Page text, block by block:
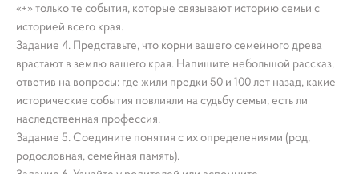
«+» только те события, которые связывают историю семьи с
историей всего края.
Задание 4. Представьте, что корни вашего семейного древа
врастают в землю вашего края. Напишите небольшой рассказ,
ответив на вопросы: где жили предки 50 и 100 лет назад, какие
исторические события повлияли на судьбу семьи, есть ли
наследственная профессия.
Задание 5. Соедините понятия с их определениями (род,
родословная, семейная память).